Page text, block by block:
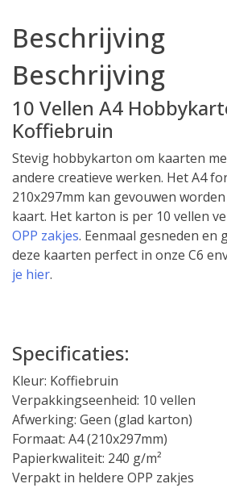
-
210x297mm
aantal
Beschrijving
Beschrijving
10 Vellen A4
Koffiebruin
Stevig hobbykarton om kaarten
andere creatieve werken. Het A4
210x297mm kan gevouwen
kaart. Het karton is per 10 vellen
OPP zakjes. Eenmaal gesneden en
deze kaarten perfect in onze C6
je hier.
Specificaties:
Kleur: Koffiebruin
Verpakkingseenheid: 10 vellen
Afwerking: Geen (glad karton)
Formaat: A4 (210x297mm)
Papierkwaliteit: 240 g/m²
Verpakt in heldere OPP zakjes